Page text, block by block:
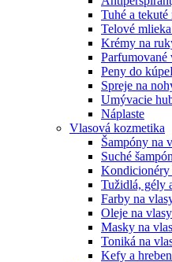
Tuhé a tekuté
Telové
Krémy na
Peny do
Spreje na
Umývacie
Náplaste
Vlasová kozmetika
Šampóny na
Suché
Kondicionéry
Tužidlá, gély
Farby na
Oleje na vlasy
Masky na
Toniká na
Kefy a